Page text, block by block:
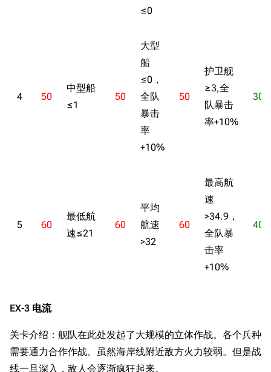
≤0
4 50
中型船
≤1
50
大型
船
≤0，
全队
暴击
率
+10%
50
护卫舰
≥3,全
队暴击
率+10%
30
5 60
最低航
速≤21
60
平均
航速
>32
60
最高航
速
>34.9，
全队暴
击率
+10%
40
EX-3 电流
关卡介绍：舰队在此处发起了大规模的立体作战。各个兵种
需要通力合作作战。虽然海岸线附近敌方火力较弱。但是战
线一旦深入，敌人会逐渐疯狂起来。